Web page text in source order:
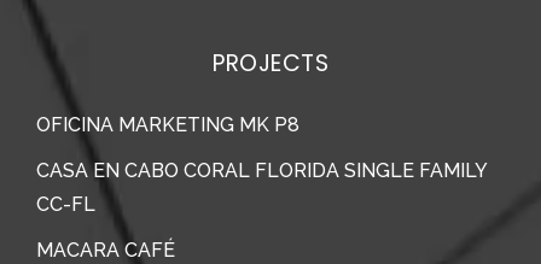
PROJECTS
OFICINA MARKETING MK P8
CASA EN CABO CORAL FLORIDA SINGLE FAMILY
CC-FL
MACARA CAFÉ